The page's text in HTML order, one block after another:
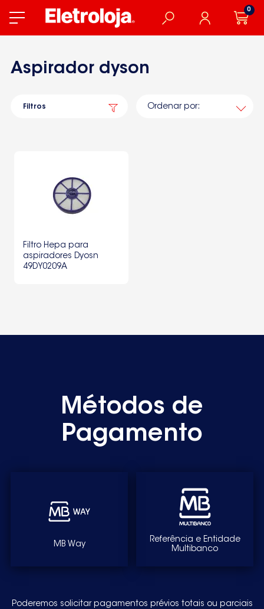
0
Aspirador dyson
Filtros Ordenar por:
Filtro Hepa para
aspiradores Dyosn
49DY0209A
Métodos de
Pagamento
MB Way
Referência e Entidade
Multibanco
Poderemos solicitar pagamentos prévios totais ou parciais